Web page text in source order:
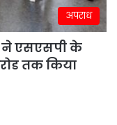
अपराध
ने एसएसपी के
तक किया